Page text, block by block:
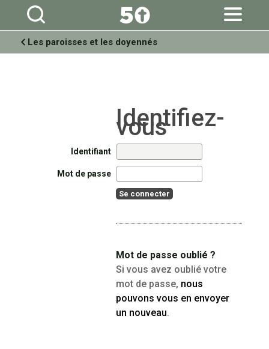
Aller
personnels
Les paroisses et les doyennés
Identifiant
Mot de passe
Mot de passe oublié ?
Si vous avez oublié votre
mot de passe, nous
pouvons vous en envoyer
un nouveau.